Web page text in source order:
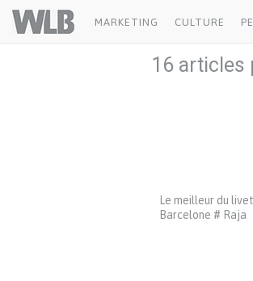
Welovebuzz
MARKETING CULTURE
16 articles
Le meilleur du
Barcelone # Raja